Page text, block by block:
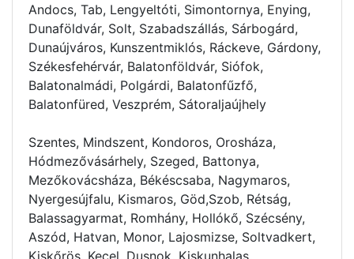
Andocs, Tab, Lengyeltóti, Simontornya, Enying,
Dunaföldvár, Solt, Szabadszállás, Sárbogárd,
Dunaújváros, Kunszentmiklós, Ráckeve, Gárdony,
Székesfehérvár, Balatonföldvár, Siófok,
Balatonalmádi, Polgárdi, Balatonfűzfő,
Balatonfüred, Veszprém, Sátoraljaújhely
Szentes, Mindszent, Kondoros, Orosháza,
Hódmezővásárhely, Szeged, Battonya,
Mezőkovácsháza, Békéscsaba, Nagymaros,
Nyergesújfalu, Kismaros, Göd,Szob, Rétság,
Balassagyarmat, Romhány, Hollókő, Szécsény,
Aszód, Hatvan, Monor, Lajosmizse, Soltvadkert,
Kiskőrös, Kecel, Dusnok, Kiskunhalas,